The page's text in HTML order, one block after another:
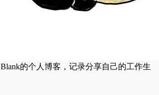
Blank的个人博客，记录分享自己的工作生